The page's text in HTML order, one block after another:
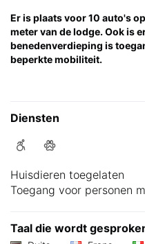
Er is plaats voor 10 auto's
meter van de lodge. Ook is
benedenverdieping is
beperkte mobiliteit.
Diensten
Huisdieren toegelaten
Toegang voor personen
Taal die wordt